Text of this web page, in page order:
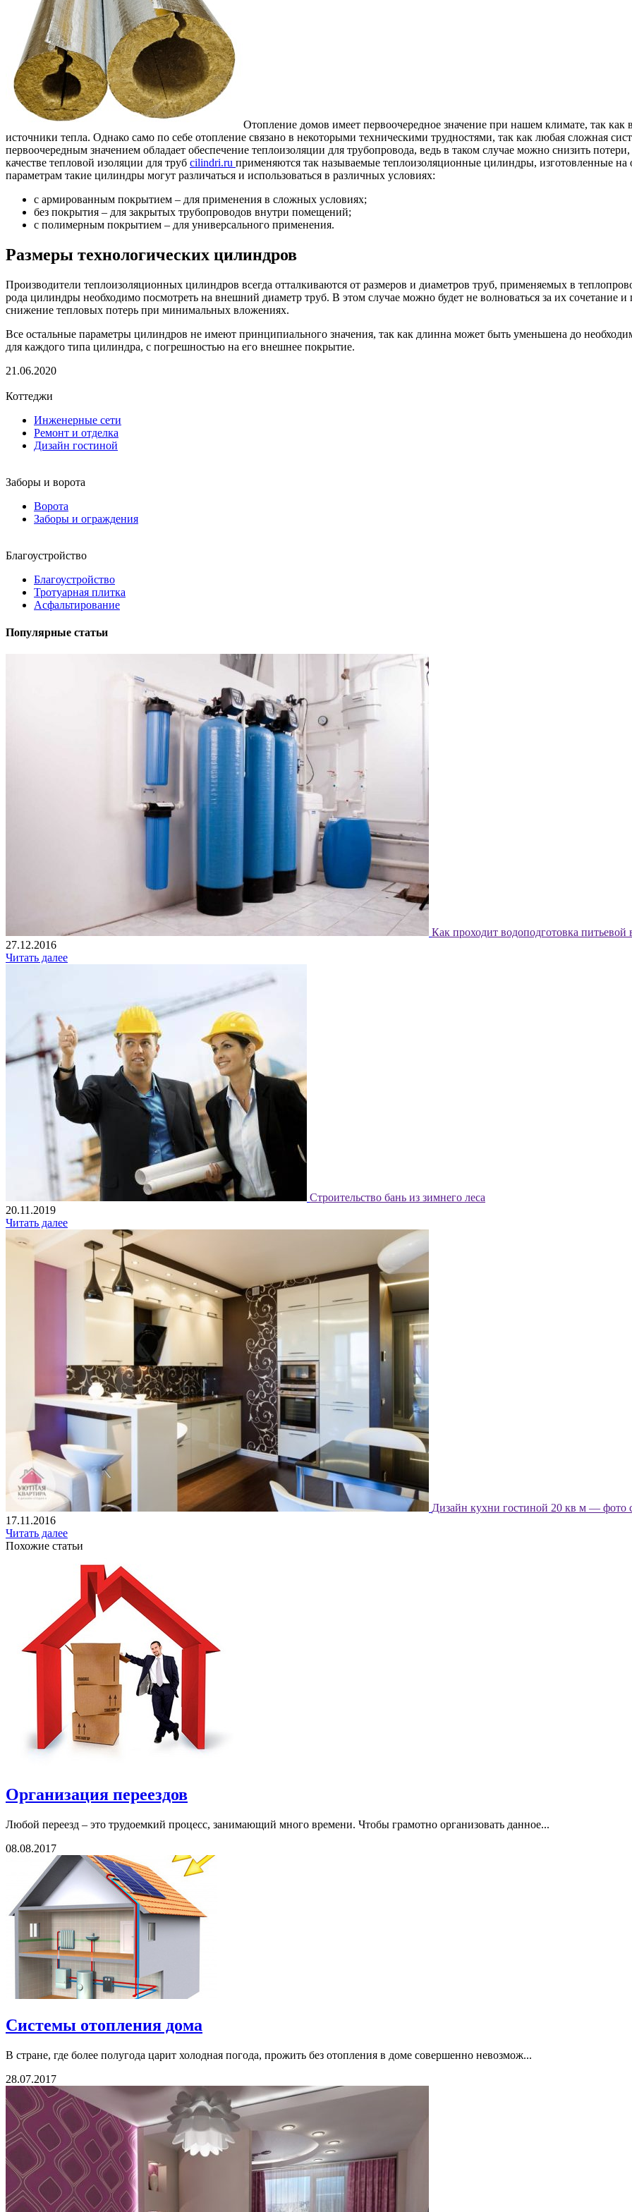
Отопление домов имеет первоочередное значение при нашем климате, так
источники тепла. Однако само по себе отопление связано в некоторыми техническими трудностями, так как любая сложная
первоочередным значением обладает обеспечение теплоизоляции для трубопровода, ведь в таком случае можно снизить
качестве тепловой изоляции для труб cilindri.ru применяются так называемые теплоизоляционные цилиндры, изготовленные
параметрам такие цилиндры могут различаться и использоваться в различных условиях:
с армированным покрытием – для применения в сложных условиях;
без покрытия – для закрытых трубопроводов внутри помещений;
с полимерным покрытием – для универсального применения.
Размеры технологических цилиндров
Производители теплоизоляционных цилиндров всегда отталкиваются от размеров и диаметров труб, применяемых в
рода цилиндры необходимо посмотреть на внешний диаметр труб. В этом случае можно будет не волноваться за их сочетание и
снижение тепловых потерь при минимальных вложениях.
Все остальные параметры цилиндров не имеют принципиального значения, так как длинна может быть уменьшена до
для каждого типа цилиндра, с погрешностью на его внешнее покрытие.
21.06.2020
Коттеджи
Инженерные сети
Ремонт и отделка
Дизайн гостиной
Заборы и ворота
Ворота
Заборы и ограждения
Благоустройство
Благоустройство
Тротуарная плитка
Асфальтирование
Популярные статьи
Как проходит водоподготовка питьевой
27.12.2016
Читать далее
Строительство бань из зимнего леса
20.11.2019
Читать далее
Дизайн кухни гостиной 20 кв м — фото
17.11.2016
Читать далее
Похожие статьи
Организация переездов
Любой переезд – это трудоемкий процесс, занимающий много времени. Чтобы грамотно организовать данное...
08.08.2017
Системы отопления дома
В стране, где более полугода царит холодная погода, прожить без отопления в доме совершенно невозмож...
28.07.2017